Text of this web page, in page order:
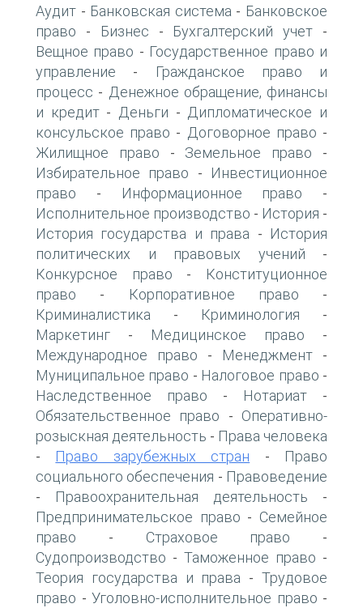
Аудит - Банковская система - Банковское
право - Бизнес - Бухгалтерский учет -
Вещное право - Государственное право и
управление -
Гражданское право и
процесс - Денежное обращение, финансы
и кредит- Деньги - Дипломатическое и
консульское право - Договорное право -
Жилищное право - Земельное право -
Избирательное право -
Инвестиционное
право - Информационное право -
Исполнительное производство - История -
История государства и права -
История
политических и правовых учений -
Конкурсное право -
Конституционное
право - Корпоративное право -
Криминалистика - Криминология -
Маркетинг - Медицинское право -
Международное право - Менеджмент -
Муниципальное право - Налоговое право -
Наследственное право - Нотариат -
Обязательственное право - Оперативно-
розыскная деятельность - Права человека
- Право зарубежных стран -
Право
социального обеспечения - Правоведение
- Правоохранительная деятельность -
Предпринимательское право - Семейное
право - Страховое право -
Судопроизводство - Таможенное право -
Теория государства и права -Трудовое
право - Уголовно-исполнительное право -